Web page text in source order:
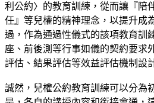
利公約〉的教育訓練，從而讓『陪
任』等兒權的精神理念，以提升成
過，作為通過性儀式的該項教育訓
座、前後測等行事如儀的契約要求
評估、結果評估等效益評估機制設
誠然，兒權公約教育訓練可以分為